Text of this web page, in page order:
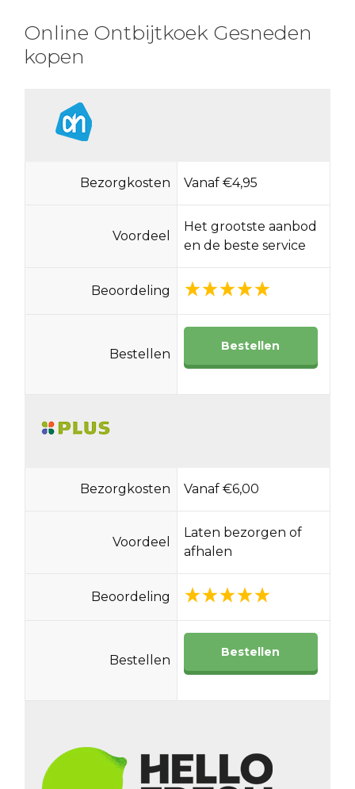
Online Ontbijtkoek Gesneden
kopen
Bezorgkosten Vanaf €4,95
Voordeel
Het grootste aanbod
en de beste service
Beoordeling
Bestellen
Bestellen
Bezorgkosten Vanaf €6,00
Voordeel
Laten bezorgen of
afhalen
Beoordeling
Bestellen
Bestellen